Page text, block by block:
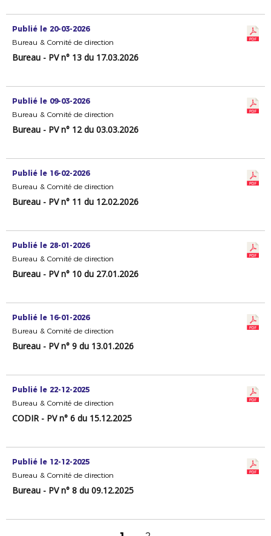
Publié le 20-03-2026
Bureau & Comité de direction
Bureau - PV n° 13 du 17.03.2026
Publié le 09-03-2026
Bureau & Comité de direction
Bureau - PV n° 12 du 03.03.2026
Publié le 16-02-2026
Bureau & Comité de direction
Bureau - PV n° 11 du 12.02.2026
Publié le 28-01-2026
Bureau & Comité de direction
Bureau - PV n° 10 du 27.01.2026
Publié le 16-01-2026
Bureau & Comité de direction
Bureau - PV n° 9 du 13.01.2026
Publié le 22-12-2025
Bureau & Comité de direction
CODIR - PV n° 6 du 15.12.2025
Publié le 12-12-2025
Bureau & Comité de direction
Bureau - PV n° 8 du 09.12.2025